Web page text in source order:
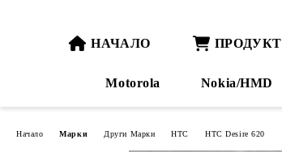
НАЧАЛО
Motorola Nokia/HMD
Начало Марки Други Марки HTC HTC Desire 620